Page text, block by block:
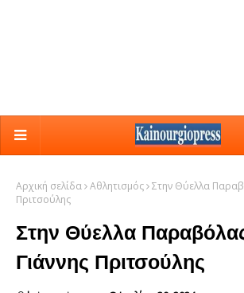
Αρχική σελίδα Αθλητισμός Στην Θύελλα
Πριτσούλης
Στην Θύελλα
Γιάννης Πριτσούλης